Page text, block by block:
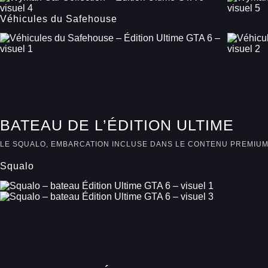
Véhicules du Safehouse
BATEAU DE L’ÉDITION ULTIME
LE SQUALO, EMBARCATION INCLUSE DANS LE CONTENU PREMIUM
Squalo